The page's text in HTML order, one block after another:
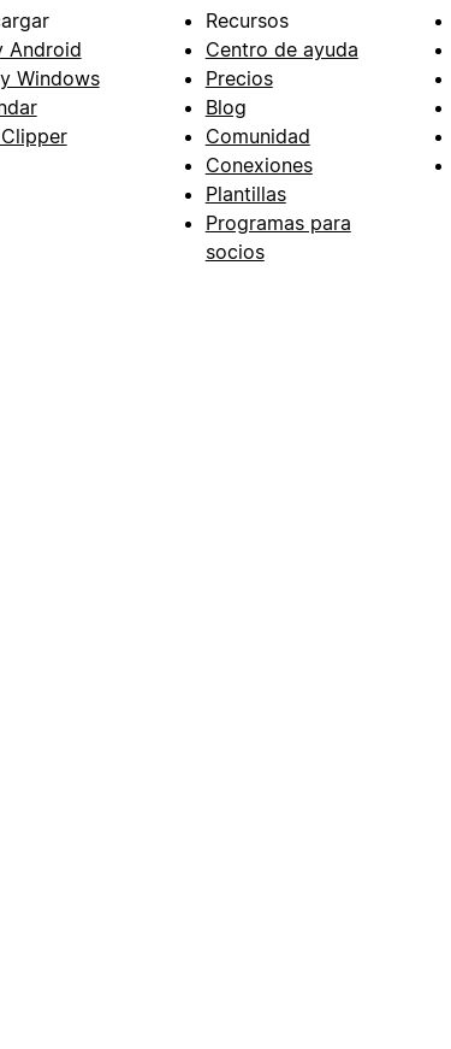
Android
Windows
Recursos
Centro de ayuda
Precios
Blog
Comunidad
Conexiones
Plantillas
Programas para
socios